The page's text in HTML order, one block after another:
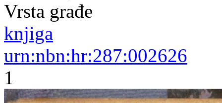
Vrsta građe
knjiga
urn:nbn:hr:287:002626
1